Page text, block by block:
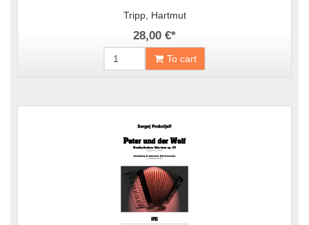
Tripp, Hartmut
28,00 €*
To cart